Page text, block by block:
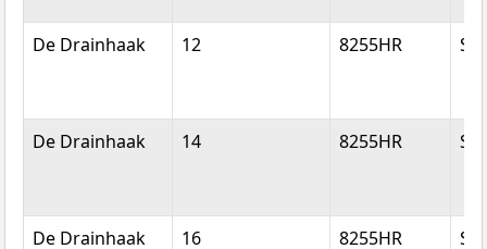
De Drainhaak 12 8255HR
De Drainhaak 14 8255HR
De Drainhaak 16 8255HR